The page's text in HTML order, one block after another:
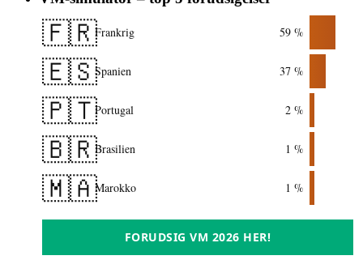
🇫🇷Frankrig 59 %
🇪🇸Spanien 37 %
🇵🇹Portugal 2 %
🇧🇷Brasilien 1 %
🇲🇦Marokko 1 %
FORUDSIG VM 2026 HER!